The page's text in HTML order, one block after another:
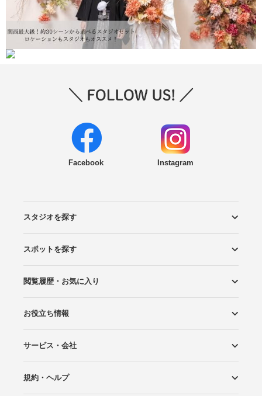
Facebook Instagram
スタジオを探す
エリアから探す
こだわりから探す
NEW PHOTO STYLE
プランから探す
フォトタイプ診断
フォトグラファーから探す
国内リゾートから探す
スポットを探す
ロケーションから探す
スタジオから探す
閲覧履歴・お気に入り
閲覧スタジオ
お気に入り
お役立ち情報
Wedding Photo マガジン
はじめてガイド
サービス・会社
Photoraitとは
スタジオの掲載について
お問い合わせ
運営会社
サイトマップ
規約・ヘルプ